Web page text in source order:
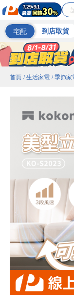
宅配 到店取貨
首頁 / 生活家電 / 季節家